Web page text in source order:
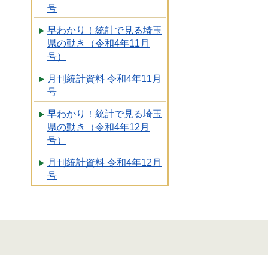
号
早わかり！統計で見る埼玉
県の動き（令和4年11月
号）
月刊統計資料 令和4年11月
号
早わかり！統計で見る埼玉
県の動き（令和4年12月
号）
月刊統計資料 令和4年12月
号